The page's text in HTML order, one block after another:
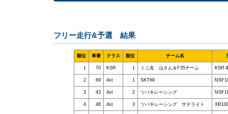
フリー走行&予選 結果
順位 車番 クラス 順位 チーム名
1 70 KSR 1 ミニ友 山さん＆F35チーム KSR-
2 69 4st 1 SKT69
3 43 4st 2 ツバキレーシング
4 48 4st 3 ツバキレーシング サテライト